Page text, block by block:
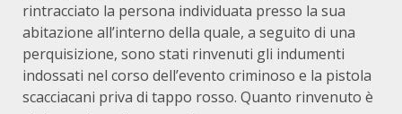
rintracciato la persona individuata presso la sua
abitazione all’interno della quale, a seguito di una
perquisizione, sono stati rinvenuti gli indumenti
indossati nel corso dell’evento criminoso e la pistola
scacciacani priva di tappo rosso. Quanto rinvenuto è